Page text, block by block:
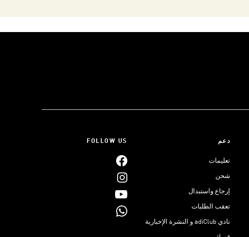
دعم
تعليمات
شحن
إرجاع واستبدال
تعقب الطلبات
نادي adiClub و النشرة الإخبارية
FOLLOW US